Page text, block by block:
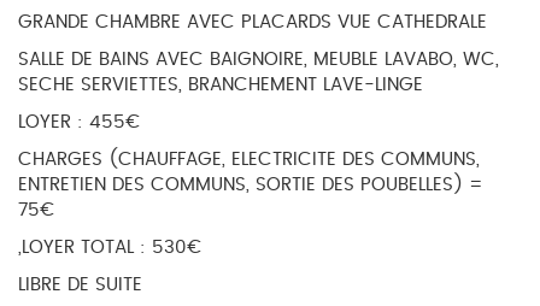
GRANDE CHAMBRE AVEC PLACARDS VUE CATHEDRALE
SALLE DE BAINS AVEC BAIGNOIRE, MEUBLE LAVABO, WC,
SECHE SERVIETTES, BRANCHEMENT LAVE-LINGE
LOYER : 455€
CHARGES (CHAUFFAGE, ELECTRICITE DES COMMUNS,
ENTRETIEN DES COMMUNS, SORTIE DES POUBELLES) =
75€
,LOYER TOTAL : 530€
LIBRE DE SUITE